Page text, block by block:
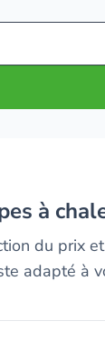
à
du prix
adapté à